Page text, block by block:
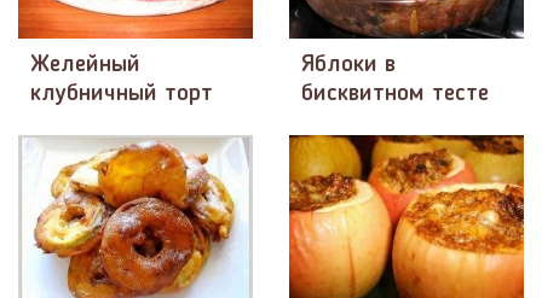
Желейный
клубничный торт
Яблоки в
бисквитном тесте